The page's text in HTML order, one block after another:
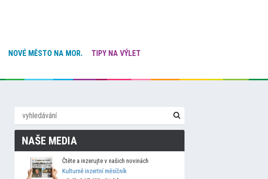
NOVÉ MĚSTO NA MOR.
TIPY NA VÝLET
NAŠE MEDIA
Čtěte a inzerujte v našich novinách
Kulturně inzertní měsíčník